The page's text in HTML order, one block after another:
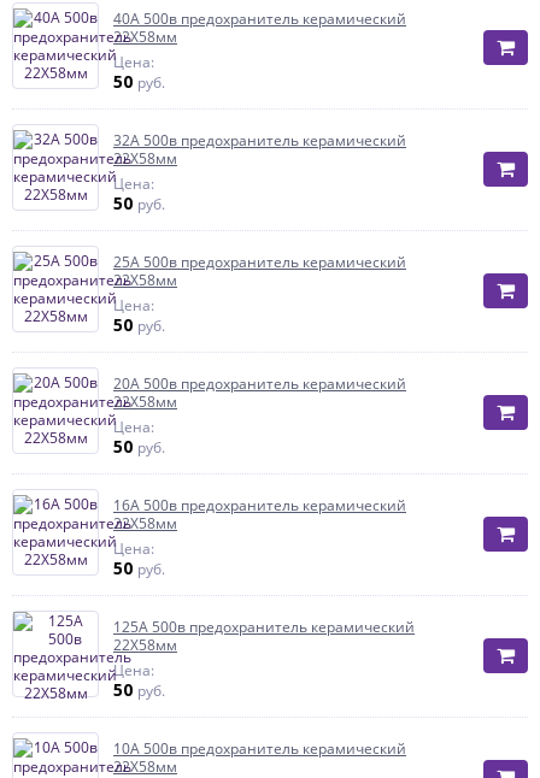
40А 500в предохранитель керамический
22Х58мм
Цена:
50 руб.
32А 500в предохранитель керамический
22Х58мм
Цена:
50 руб.
25А 500в предохранитель керамический
22Х58мм
Цена:
50 руб.
20А 500в предохранитель керамический
22Х58мм
Цена:
50 руб.
16А 500в предохранитель керамический
22Х58мм
Цена:
50 руб.
125А 500в предохранитель керамический
22Х58мм
Цена:
50 руб.
10А 500в предохранитель керамический
22Х58мм